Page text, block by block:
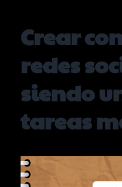
Crear
redes
siendo
tareas